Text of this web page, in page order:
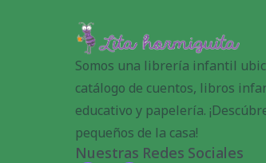
Somos una librería infantil
catálogo de cuentos, libros
educativo y papelería.
pequeños de la casa!
Nuestras Redes Sociales